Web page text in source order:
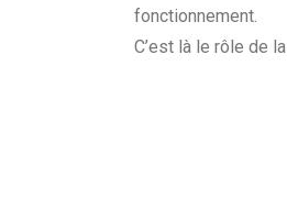
fonctionnement.
C’est là le rôle de